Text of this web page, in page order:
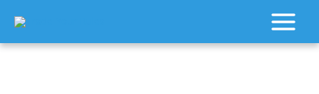
Inhalt
springen
Main